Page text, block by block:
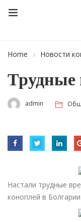
Home Новости
Трудные
admin
Настали трудные
коноплей в Болгарии